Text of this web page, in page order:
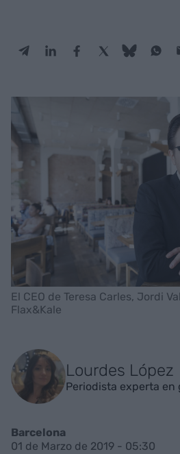
El CEO de Teresa Carles, Jordi
Flax&Kale
Lourdes López
Periodista experta en
Barcelona
01 de Marzo de 2019 - 05:30